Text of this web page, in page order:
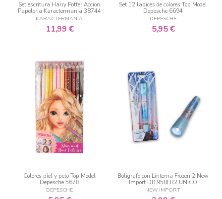
Set escritura Harry Potter Accion
Papeleria Karactermania 38744
KARACTERMANIA
11,99 €
Set 12 lapices de colores Top Model
Depesche 6694
DEPESCHE
5,95 €
Colores piel y pelo Top Model
Depesche 5678
DEPESCHE
Boligrafo con Linterna Frozen 2 New
Import DI1958FR2 UNICO
NEW IMPORT